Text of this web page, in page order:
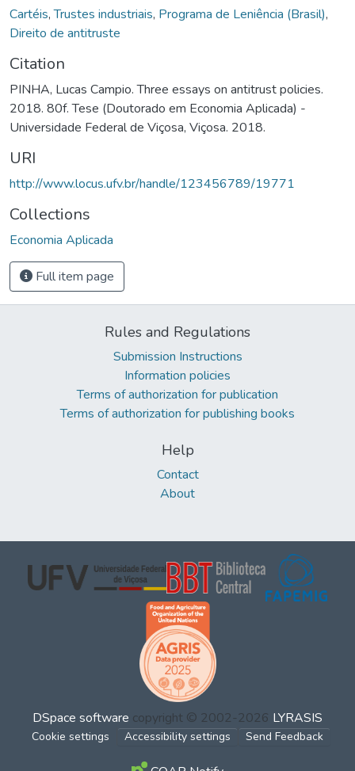
Cartéis,Trustes industriais, Programa de Leniência (Brasil),
Direito de antitruste
Citation
PINHA, Lucas Campio. Three essays on antitrust policies.
2018. 80f. Tese (Doutorado em Economia Aplicada) -
Universidade Federal de Viçosa, Viçosa. 2018.
URI
http://www.locus.ufv.br/handle/123456789/19771
Collections
Economia Aplicada
Full item page
Rules and Regulations
Submission Instructions
Information policies
Terms of authorization for publication
Terms of authorization for publishing books
Help
Contact
About
DSpace software copyright © 2002-2026 LYRASIS
Cookie settings Accessibility settings Send Feedback